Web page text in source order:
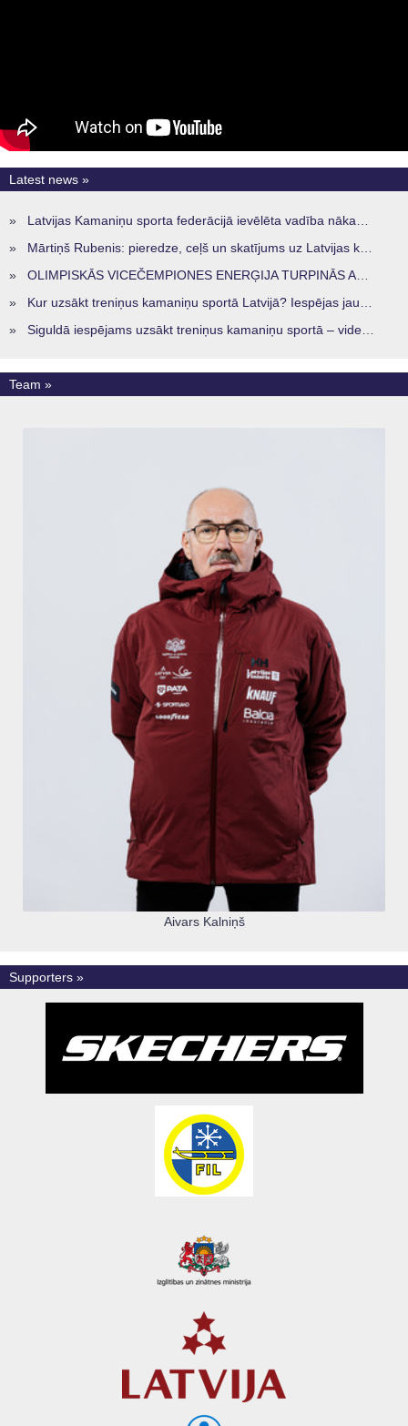
Latest news »
» Latvijas Kamaniņu sporta federācijā ievēlēta vadība nākamajam četru gadu termiņam
» Mārtiņš Rubenis: pieredze, ceļš un skatījums uz Latvijas kamaniņu sportu
» OLIMPISKĀS VICEČEMPIONES ENERĢIJA TURPINĀS ARĪ STARPSEZONĀ
» Kur uzsākt treniņus kamaniņu sportā Latvijā? Iespējas jaunajiem sportistiem visos reģionos
» Siguldā iespējams uzsākt treniņus kamaniņu sportā – vide, kur veidojas nākamā sportistu paaudze
Team »
Aivars Kalniņš
Supporters »